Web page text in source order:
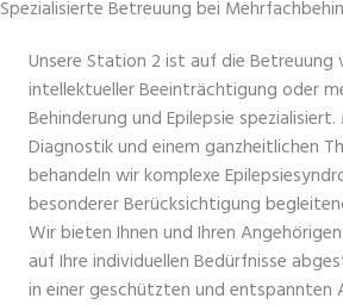
Spezialisierte Betreuung bei
Unsere Station 2 ist auf die Betreuung
intellektueller Beeinträchtigung oder
Behinderung und Epilepsie
Diagnostik und einem ganzheitlichen
behandeln wir komplexe
besonderer Berücksichtigung
Wir bieten Ihnen und Ihren
auf Ihre individuellen Bedürfnisse
in einer geschützten und entspannten